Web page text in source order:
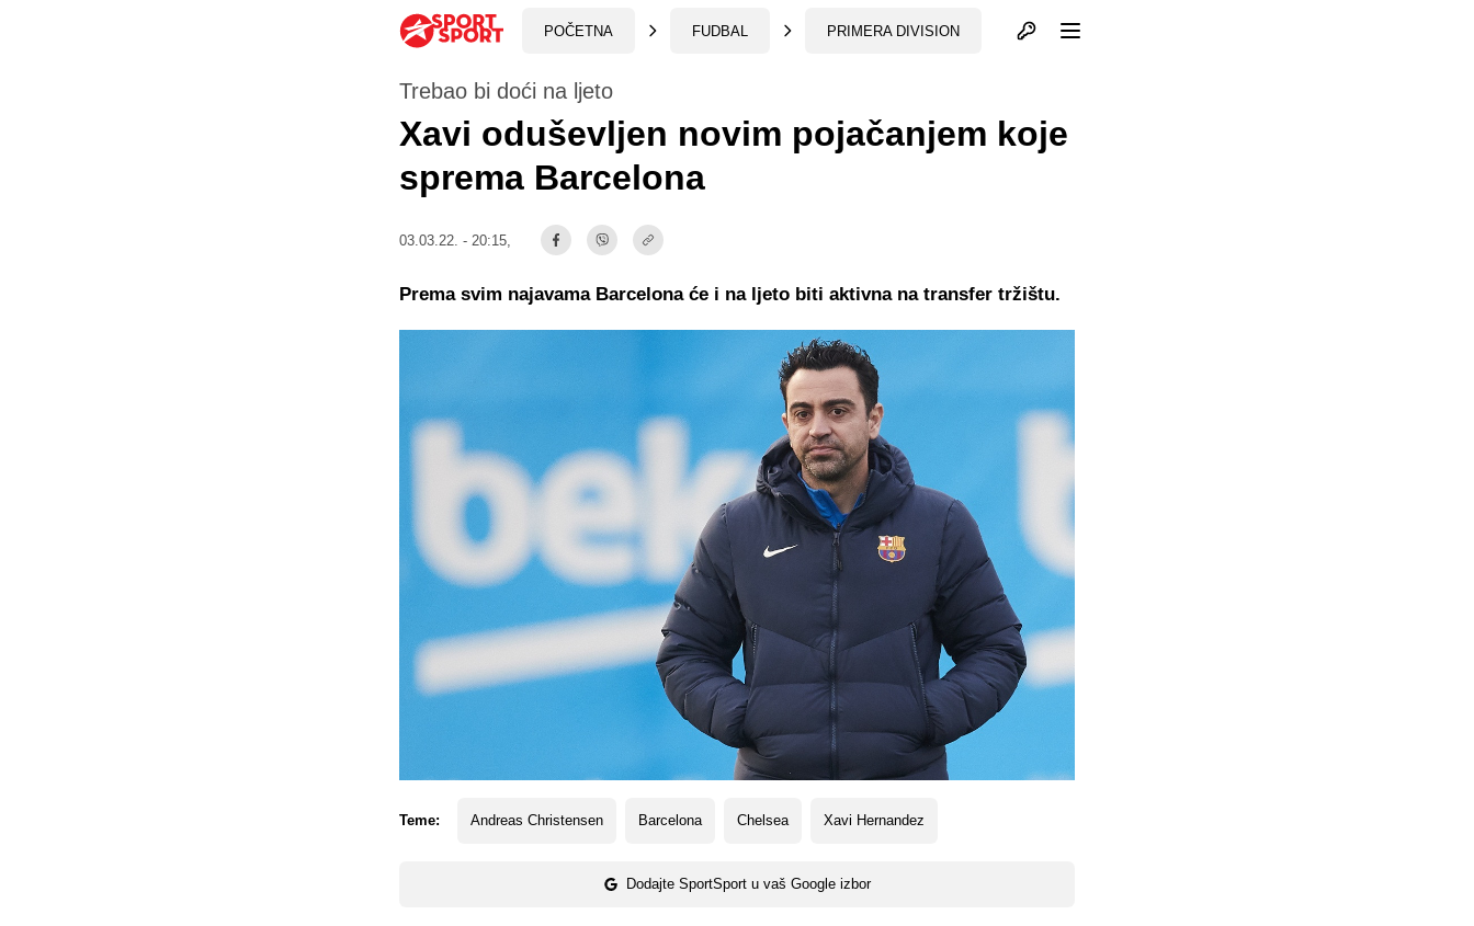
POČETNA FUDBAL PRIMERA DIVISION Otvori profil
Trebao bi doći na ljeto
Xavi oduševljen novim pojačanjem koje
sprema Barcelona
03.03.22. - 20:15,
Teme: Andreas Christensen Barcelona Chelsea Xavi Hernandez
Dodajte SportSport u vaš Google izbor
Prema svim najavama Barcelona će i na ljeto biti aktivna na transfer tržištu.